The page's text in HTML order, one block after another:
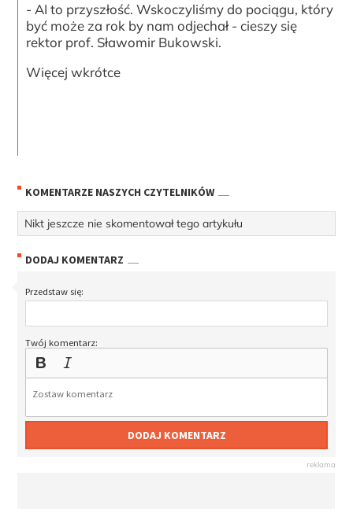
- AI to przyszłość. Wskoczyliśmy do pociągu, który
być może za rok by nam odjechał - cieszy się
rektor prof. Sławomir Bukowski.
Więcej wkrótce
KOMENTARZE NASZYCH CZYTELNIKÓW
Nikt jeszcze nie skomentował tego artykułu
DODAJ KOMENTARZ
Przedstaw się:
Twój komentarz:
DODAJ KOMENTARZ